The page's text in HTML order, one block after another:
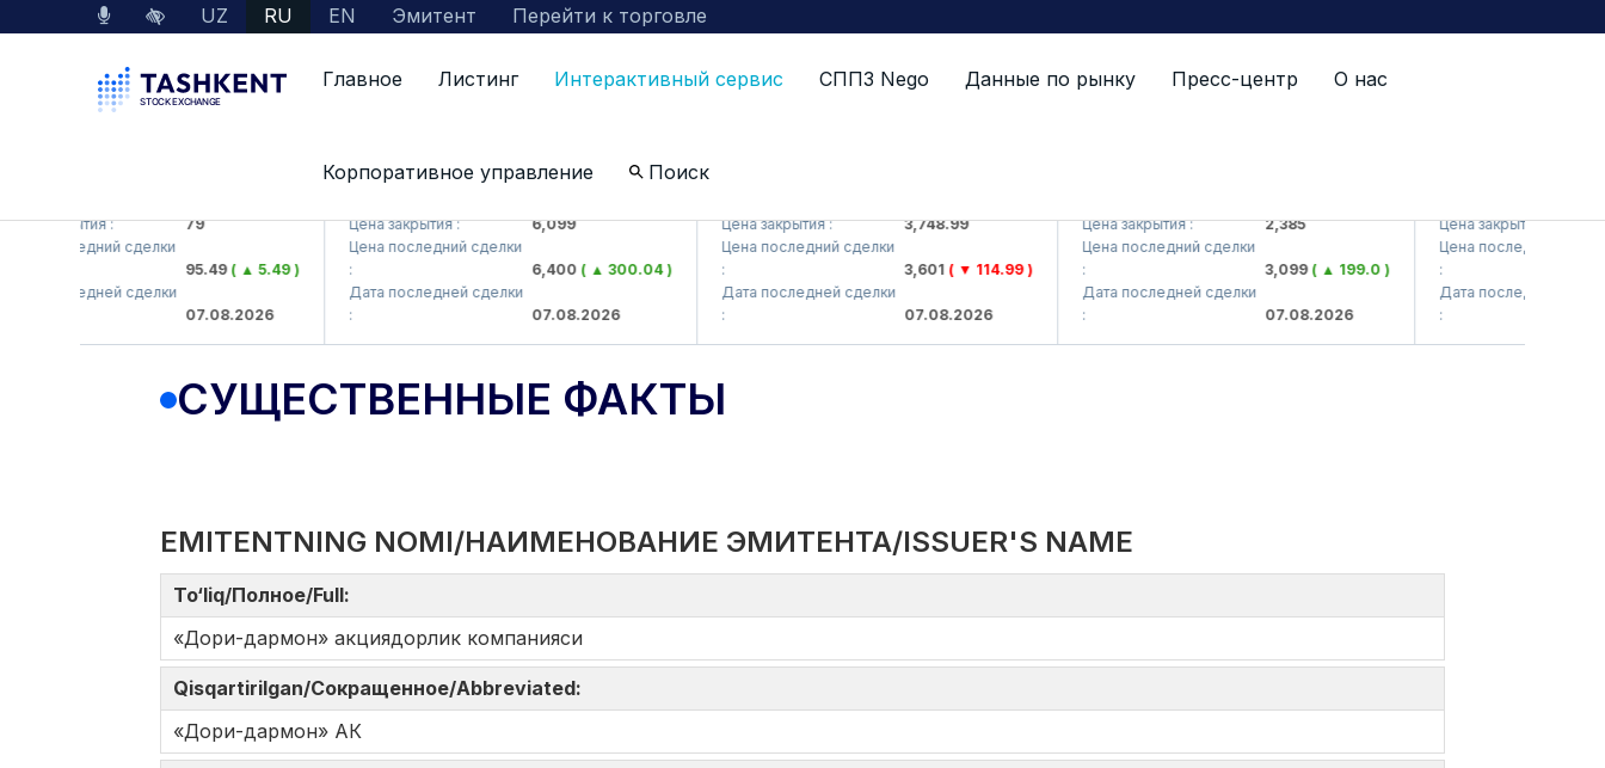
UZ RU EN Эмитент Перейти к торговле
Главное Листинг Интерактивный сервис СППЗ Nego Данные по рынку Пресс-центр О нас
Корпоративное управление Поиск
закрытия :
79
последний сделки
95.49( ▲ 5.49 )
последней сделки
07.08.2026
Цена закрытия :
6,099
Цена последний сделки
6,400( ▲ 300.04 )
Дата последней сделки
07.08.2026
Цена закрытия :
3,748.99
Цена последний сделки
3,601( ▼ 114.99 )
Дата последней сделки
07.08.2026
Цена закрытия :
2,385
Цена последний сделки
3,099( ▲ 199.0 )
Дата последней сделки
07.08.2026
Цена закрытия :
Цена последний сделки
Дата последней сделки
СУЩЕСТВЕННЫЕ ФАКТЫ
EMITENTNING NOMI/НАИМЕНОВАНИЕ ЭМИТЕНТА/ISSUER'S NAME
To‘liq/Полное/Full:
«Дори-дармон» акциядорлик компанияси
Qisqartirilgan/Сокращенное/Abbreviated:
«Дори-дармон» АК